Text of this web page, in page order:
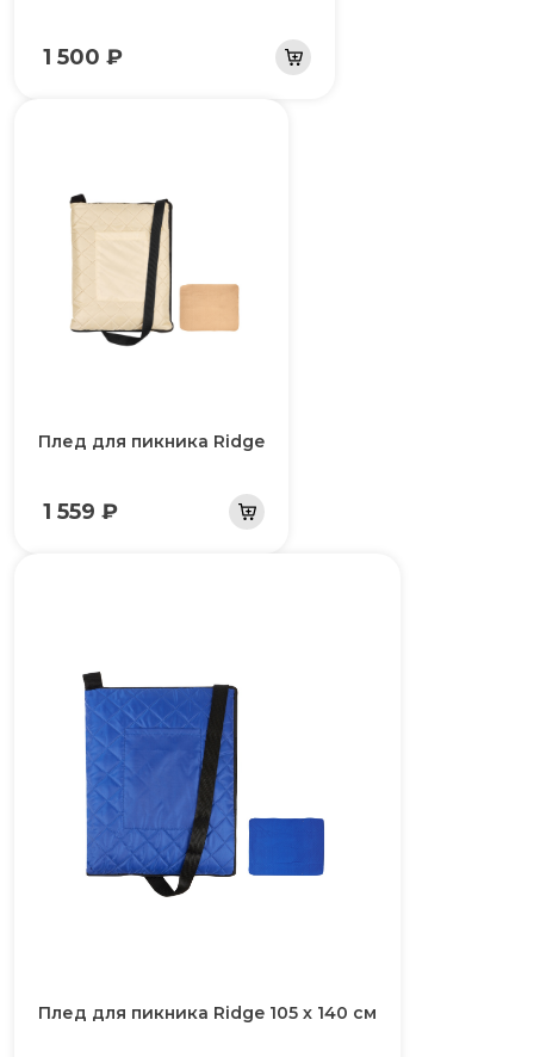
1 500 ₽
Плед для пикника Ridge
1 559 ₽
Плед для пикника Ridge 105 х 140 см